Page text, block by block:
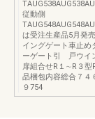
従動側
は受注生産品5月発
イングゲート車止め
ーゲート引 戸ウイ
扉組合せR１∼R３型
品梱包内容総合７４
９754